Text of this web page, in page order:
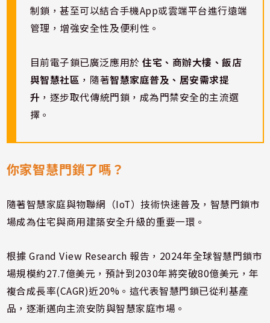
制鎖，甚至可以結合手機App或雲端平台進行遠端
管理，增強安全性及便利性。
目前電子鎖已廣泛應用於住宅、商辦大樓、飯店
與智慧社區 ，隨著智慧家庭普及、居安需求提
升 ，逐步取代傳統門鎖，成為門禁安全的主流選
擇。
你家智慧門鎖了嗎？
隨著智慧家庭與物聯網（IoT）技術快速普及，智慧門鎖市
場成為住宅與商用建築安全升級的重要一環。
根據 Grand View Research 報告，2024年全球智慧門鎖市
場規模約27.7億美元，預計到2030年將突破80億美元，年
複合成長率(CAGR)近20%。這代表智慧門鎖已從利基產
品，逐漸邁向主流安防與智慧家庭市場。